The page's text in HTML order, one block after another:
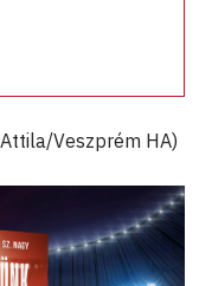
Veszprém HA)